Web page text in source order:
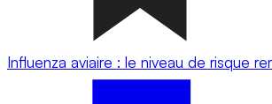
Influenza aviaire : le niveau de risque